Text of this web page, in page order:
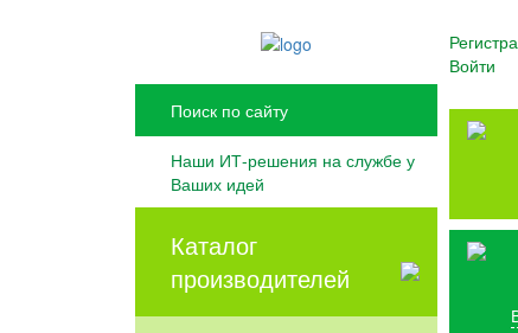
Наши ИТ-решения на службе у
Ваших идей
Каталог
производителей
Войти